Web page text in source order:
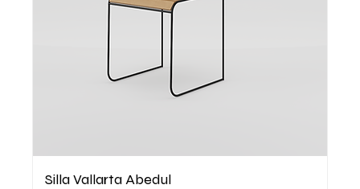
Silla Vallarta Abedul